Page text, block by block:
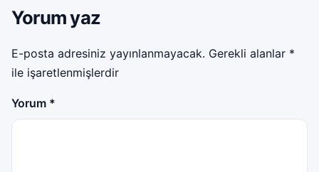
Yorum yaz
E-posta adresiniz yayınlanmayacak. Gerekli alanlar *
ile işaretlenmişlerdir
Yorum *